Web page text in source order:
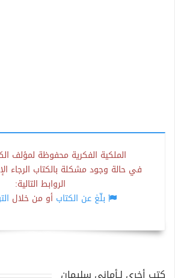
الملكية الفكرية محفوظة لمؤلف
في حالة وجود مشكلة بالكتاب الرجاء
الروابط التالية:
بلّغ عن الكتاب أو من خلال